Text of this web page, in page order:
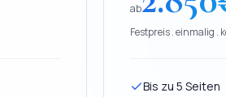
ab
Festpreis . einmalig .
Bis zu 5 Seiten